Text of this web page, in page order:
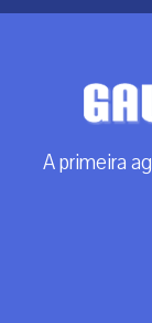
A primeira